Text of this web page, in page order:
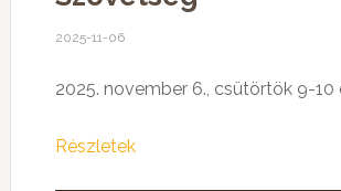
2025-11-06
2025. november 6., csütörtök 9-10
Részletek